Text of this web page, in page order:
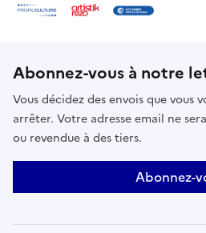
Abonnez-vous à notre
Vous décidez des envois que vous
arrêter. Votre adresse email ne
ou revendue à des tiers.
Abonnez-